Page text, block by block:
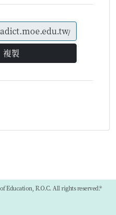
複製
Education, R.O.C. All rights reserved.®